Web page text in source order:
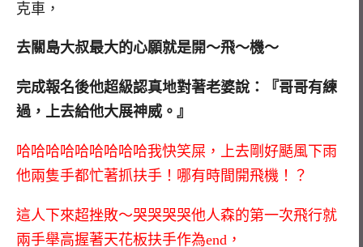
克車，
去關島大叔最大的心願就是開～飛～機～
完成報名後他超級認真地對著老婆說：『哥哥有練
過，上去給他大展神威。』
哈哈哈哈哈哈哈哈哈我快笑屎，上去剛好颳風下雨
他兩隻手都忙著抓扶手！哪有時間開飛機！？
這人下來超挫敗～哭哭哭哭他人森的第一次飛行就
兩手舉高握著天花板扶手作為end，